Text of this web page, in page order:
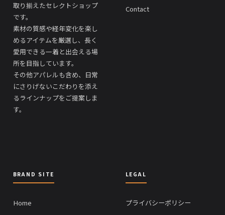
取り揃えたセレクトショップ
です。
素材の質感や経年変化を楽し
めるアイテムを厳選し、長く
愛用できる一着と出会える場
所を目指しています。
その他アパレルも含め、日常
にさりげないこだわりを添え
るラインナップをご提案しま
す。
Contact
BRAND SITE
Home
LEGAL
プライバシーポリシー